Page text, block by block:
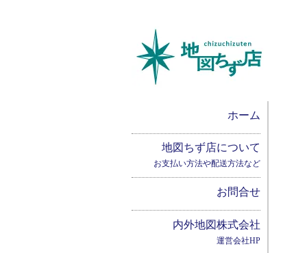
ホーム
地図ちず店について
お支払い方法や配送方法など
お問合せ
内外地図株式会社
運営会社HP